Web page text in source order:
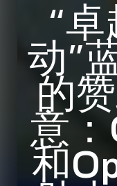
“
动”
的
意：
和